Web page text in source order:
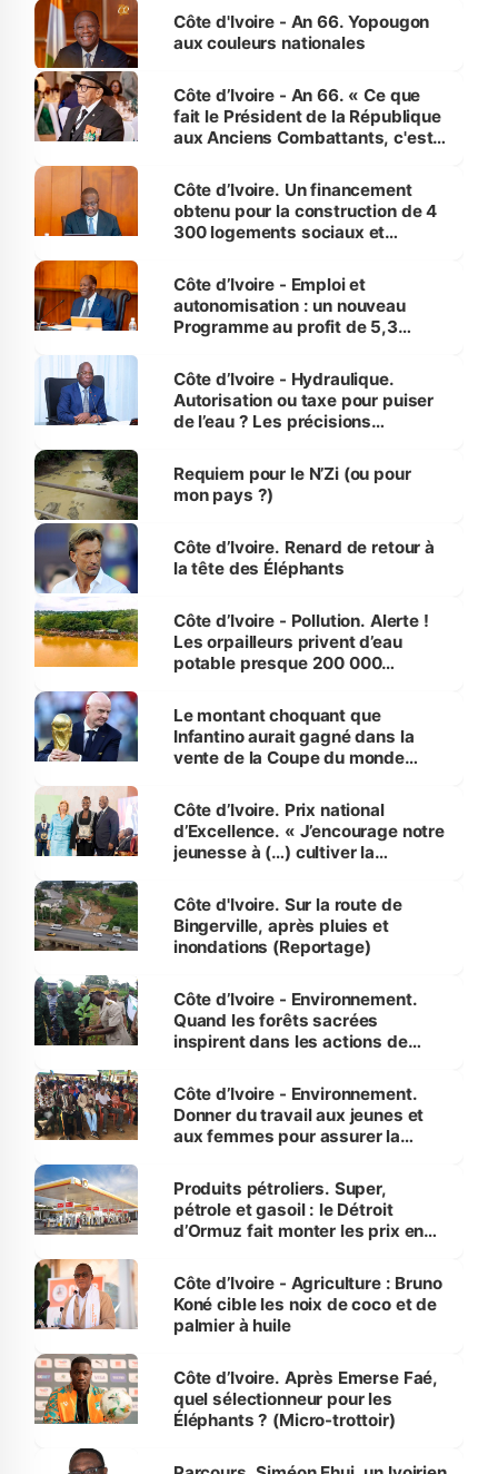
l'Etat de droit pour préserver les
vies humaines »
Côte d'Ivoire - An 66. Yopougon
aux couleurs nationales
Côte d’Ivoire - An 66. « Ce que
fait le Président de la République
aux Anciens Combattants, c'est
Côte d’Ivoire. Un financement
obtenu pour la construction de 4
300 logements sociaux et
et Yamoussoukro
Côte d’Ivoire - Emploi et
autonomisation : un nouveau
Programme au profit de 5,3
Côte d’Ivoire - Hydraulique.
Autorisation ou taxe pour puiser
de l’eau ? Les précisions
Requiem pour le N’Zi (ou pour
mon pays ?)
Côte d’Ivoire. Renard de retour à
la tête des Éléphants
Côte d’Ivoire - Pollution. Alerte !
Les orpailleurs privent d’eau
potable presque 200 000
Le montant choquant que
Infantino aurait gagné dans la
vente de la Coupe du monde
Côte d’Ivoire. Prix national
d’Excellence. « J’encourage notre
jeunesse à (…) cultiver la
(Alassane Ouattara
Côte d'Ivoire. Sur la route de
Bingerville, après pluies et
inondations (Reportage)
Côte d’Ivoire - Environnement.
Quand les forêts sacrées
inspirent dans les actions de
Côte d’Ivoire - Environnement.
Donner du travail aux jeunes et
aux femmes pour assurer la
menacées
Produits pétroliers. Super,
pétrole et gasoil : le Détroit
d’Ormuz fait monter les prix en
Côte d’Ivoire - Agriculture : Bruno
Koné cible les noix de coco et de
palmier à huile
Côte d’Ivoire. Après Emerse Faé,
quel sélectionneur pour les
Éléphants ? (Micro-trottoir)